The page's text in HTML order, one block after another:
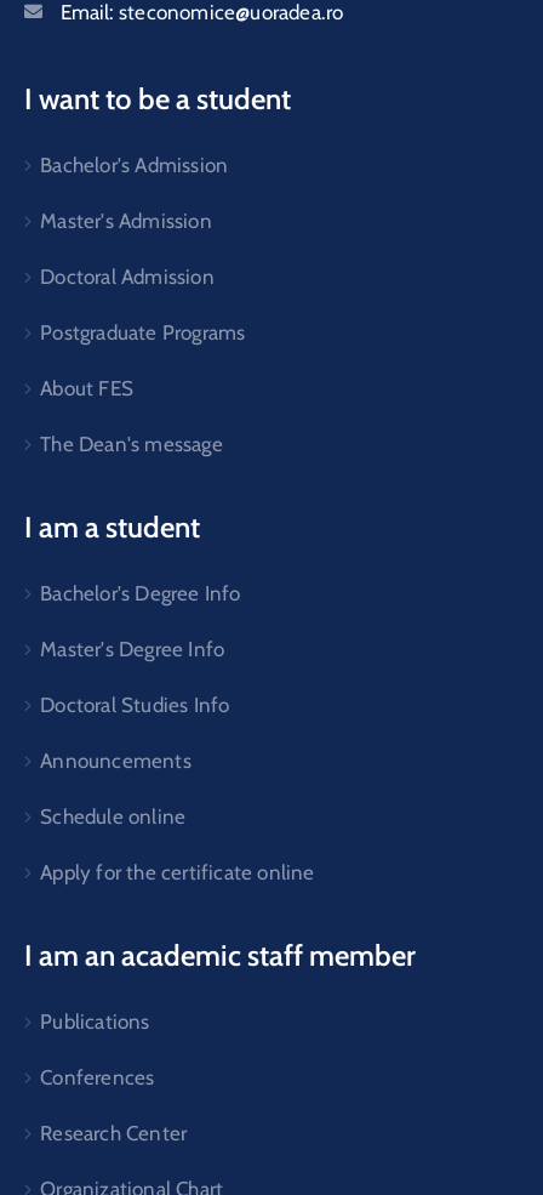
Email: steconomice@uoradea.ro
I want to be a student
Bachelor's Admission
Master's Admission
Doctoral Admission
Postgraduate Programs
About FES
The Dean's message
I am a student
Bachelor's Degree Info
Master's Degree Info
Doctoral Studies Info
Announcements
Schedule online
Apply for the certificate online
I am an academic staff member
Publications
Conferences
Research Center
Organizational Chart